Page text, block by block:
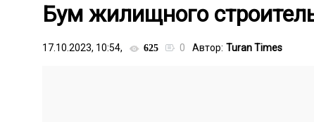
Бум жилищного
17.10.2023, 10:54, 625 0 Автор: Turan Times